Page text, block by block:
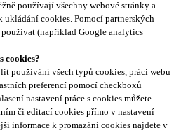
používají všechny webové stránky a
cookies. Pomocí partnerských
(například Google analytics
cookies?
používání všech typů cookies, práci webu
preferencí pomocí checkboxů
nastavení práce s cookies můžete
či editací cookies přímo v nastavení
informace k promazání cookies najdete v